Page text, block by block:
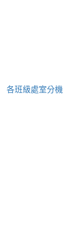
各班級處室分機